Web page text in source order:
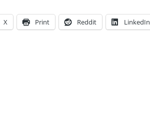
X Print Reddit LinkedIn